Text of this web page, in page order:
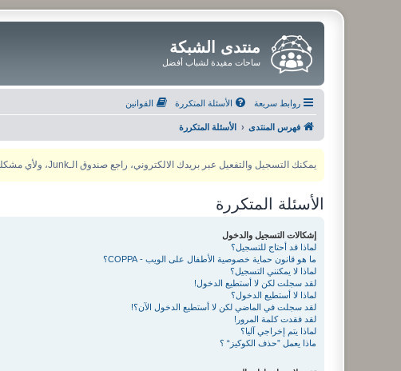
منتدى الشبكة
ساحات مفيدة لشباب أفضل
روابط سريعة الأسئلة المتكررة القوانين
فهرس المنتدى الأسئلة المتكررة
يمكنك التسجيل والتفعيل عبر بريدك الالكتروني، راجع صندوق الـJunk، ولأي مشكلة يمكنك التواصل مع مدير المنتدى عبر أي من وسائل التواصل الاجتماعي
الأسئلة المتكررة
إشكالات التسجيل والدخول
لماذا قد أحتاج للتسجيل؟
ما هو قانون حماية خصوصية الأطفال على الويب - COPPA؟
لماذا لا يمكنني التسجيل؟
لقد سجلت لكن لا أستطيع الدخول!
لماذا لا أستطيع الدخول؟
لقد سجلت في الماضي لكن لا أستطيع الدخول الآن؟!
لقد فقدت كلمة المرور!
لماذا يتم إخراجي آليا؟
ماذا يعمل ”حذف الكوكيز“ ؟